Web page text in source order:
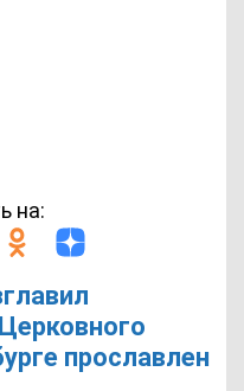
на:
прославлен